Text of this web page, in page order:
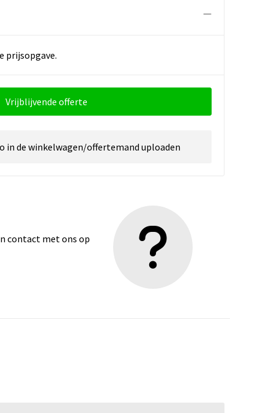
prijsopgave.
Vrijblijvende offerte
in de winkelwagen/offertemand uploaden
contact met ons op